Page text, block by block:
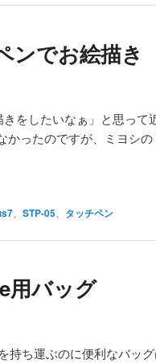
ンでお絵描き
きをしたいなぁ」と思っ
かったのですが、ミヨシ
STP-05 タッチペン
用バッグ
持ち運ぶのに便利なバッ